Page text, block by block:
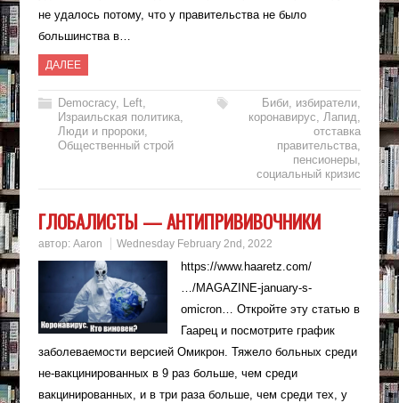
не удалось потому, что у правительства не было
большинства в…
ДАЛЕЕ
Democracy, Left,
Израильская политика,
Люди и пророки,
Общественный строй
Биби, избиратели,
коронавирус,Лапид,
отставка
правительства,
пенсионеры,
социальный кризис
ГЛОБАЛИСТЫ — АНТИПРИВИВОЧНИКИ
автор: Aaron Wednesday February 2nd, 2022
https://www.haaretz.com/
…/MAGAZINE-january-s-
omicron… Откройте эту статью в
Гаарец и посмотрите график
заболеваемости версией Омикрон. Тяжело больных среди
не-вакцинированных в 9 раз больше, чем среди
вакцинированных, и в три раза больше, чем среди тех, у